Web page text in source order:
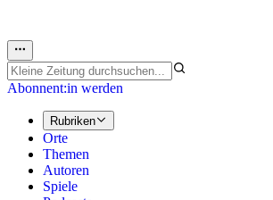
Abonnent:in werden
Rubriken
Orte
Themen
Autoren
Spiele